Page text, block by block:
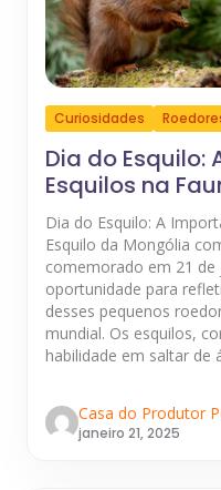
Curiosidades
Dia do Esquilo:
Esquilos na
Dia do Esquilo: A
Esquilo da Mongólia
comemorado em 21
oportunidade para
desses pequenos
mundial. Os esquilos,
habilidade em saltar de
Casa do Produtor
janeiro 21, 2025